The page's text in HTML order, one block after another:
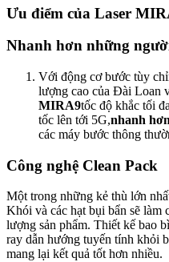
Ưu điểm của Laser
Nhanh hơn những
Với động cơ bước tùy
lượng cao của Đài Loan
MIRA9tốc độ khắc tối
tốc lên tới 5G,nhanh
các máy bước thông
Công nghệ Clean Pack
Một trong những kẻ thù lớn
Khói và các hạt bụi bẩn sẽ làm
lượng sản phẩm. Thiết kế bao
ray dẫn hướng tuyến tính khỏi
mang lại kết quả tốt hơn nhiều.